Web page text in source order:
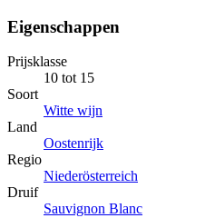
Eigenschappen
Prijsklasse
10 tot 15
Soort
Witte wijn
Land
Oostenrijk
Regio
Niederösterreich
Druif
Sauvignon Blanc